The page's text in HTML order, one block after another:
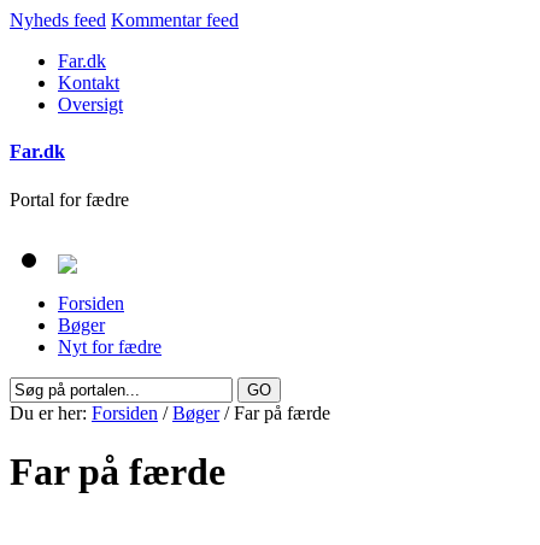
Nyheds feed Kommentar feed
Far.dk
Kontakt
Oversigt
Far.dk
Portal for fædre
Forsiden
Bøger
Nyt for fædre
Du er her: Forsiden /Bøger/ Far på færde
Far på færde